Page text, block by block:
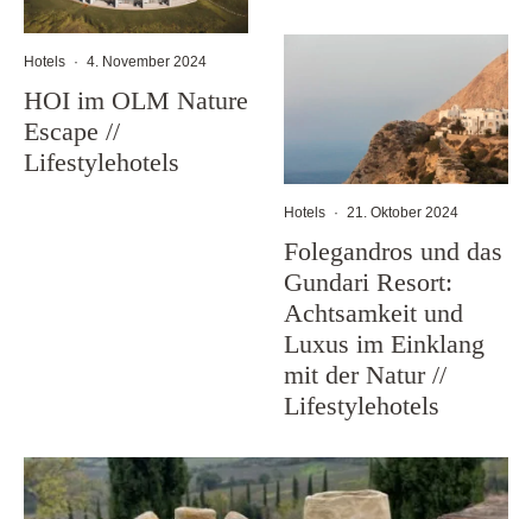
Hotels · 4. November 2024
HOI im OLM Nature
Escape //
Lifestylehotels
Hotels · 21. Oktober 2024
Folegandros und das
Gundari Resort:
Achtsamkeit und
Luxus im Einklang
mit der Natur //
Lifestylehotels